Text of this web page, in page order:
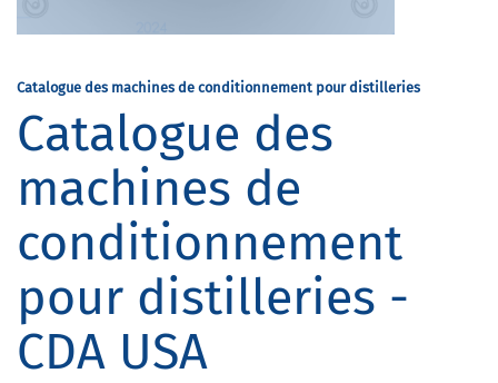
Catalogue des machines de conditionnement pour distilleries
Catalogue des
machines de
conditionnement
pour distilleries -
CDA USA